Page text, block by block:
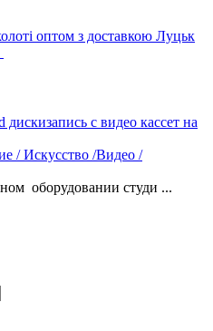
оптом з доставкою Луцьк
запись с видео кассет на
/ Искусство /Видео /
оборудовании студи ...